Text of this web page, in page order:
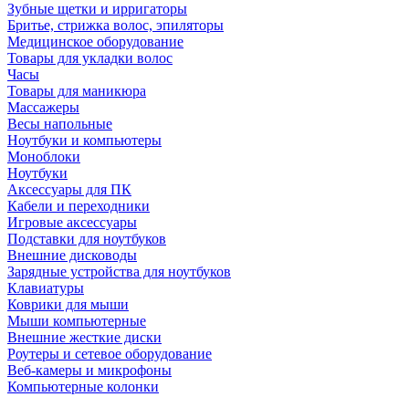
Зубные щетки и ирригаторы
Бритье, стрижка волос, эпиляторы
Медицинское оборудование
Товары для укладки волос
Часы
Товары для маникюра
Массажеры
Весы напольные
Ноутбуки и компьютеры
Моноблоки
Ноутбуки
Аксессуары для ПК
Кабели и переходники
Игровые аксессуары
Подставки для ноутбуков
Внешние дисководы
Зарядные устройства для ноутбуков
Клавиатуры
Коврики для мыши
Мыши компьютерные
Внешние жесткие диски
Роутеры и сетевое оборудование
Веб-камеры и микрофоны
Компьютерные колонки